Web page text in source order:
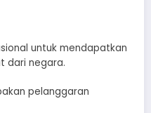
untuk mendapatkan
dari negara.
pelanggaran